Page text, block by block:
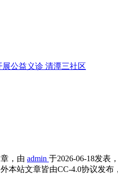
展公益义诊 清潭三社区
，由 admin 于2026-06-18发表
本站文章皆由CC-4.0协议发布